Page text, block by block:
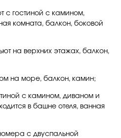
с гостиной с камином,
комната, балкон, боковой
на верхних этажах, балкон,
на море, балкон, камин;
с камином, диваном и
в башне отеля, ванная
с двуспальной